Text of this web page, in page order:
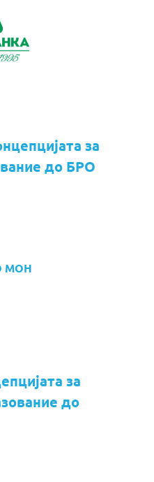
за
до БРО
МОН
за
до